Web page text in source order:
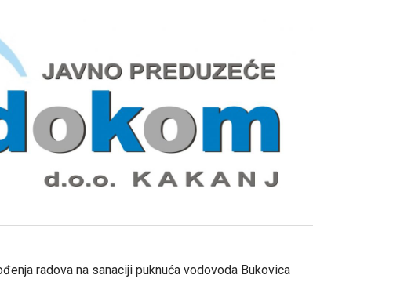
radova na sanaciji puknuća vodovoda Bukovica